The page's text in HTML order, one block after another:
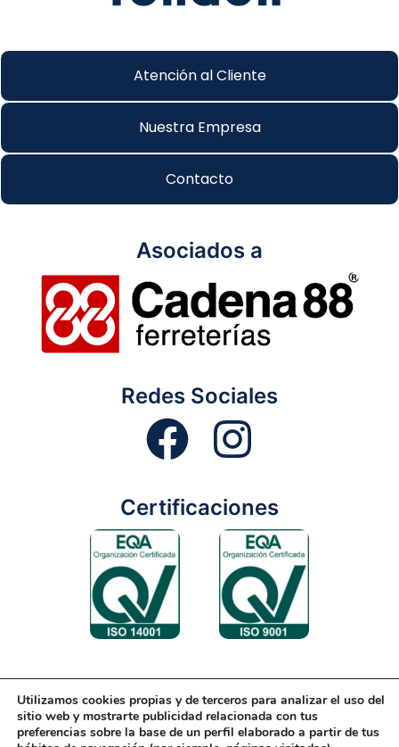
Atención al Cliente
Nuestra Empresa
Contacto
Asociados a
Redes Sociales
Certificaciones
Aviso Legal Condiciones Generales
Diseño Web
Política de Cookies
Política de Gestión
Utilizamos cookies propias y de terceros para analizar el uso del
sitio web y mostrarte publicidad relacionada con tus
preferencias sobre la base de un perfil elaborado a partir de tus